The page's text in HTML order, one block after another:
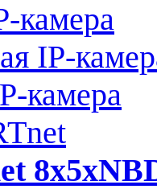
камера
IP-
камера